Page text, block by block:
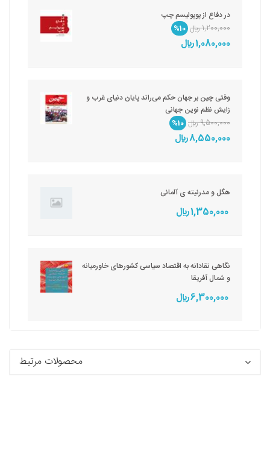
در دفاع از پوپولیسم چپ
1,200,000 ريال
%10
1,080,000 ريال
وقتی چین بر جهان حکم می‌راند پایان دنیای غرب و
زایش نظم نوین جهانی
9,500,000 ريال
%10
8,550,000 ريال
هگل و مدرنیته ی آلمانی
1,350,000 ريال
نگاهی نقادانه به اقتصاد سیاسی کشورهای خاورمیانه
و شمال آفریقا
6,300,000 ريال
محصولات مرتبط